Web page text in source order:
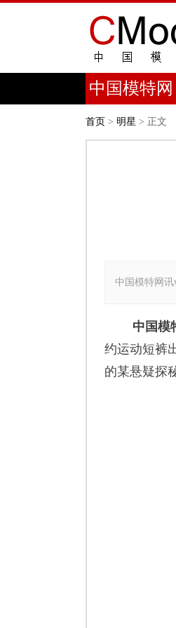
中国模特网
首页 > 明星 > 正文
中国模特网
中国模
约运动短裤
的某悬疑探